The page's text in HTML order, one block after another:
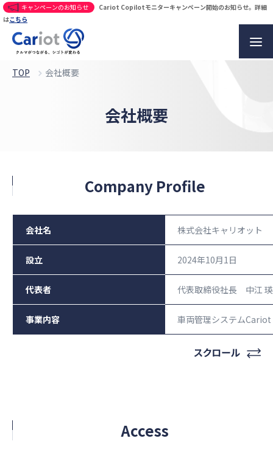
キャンペーンのお知らせ
Cariot Copilotモニターキャンペーン開始のお知らせ。詳細
はこちら
TOP 会社概要​
会社概要​
Company Profile
会社名 株式会社キャリオット
設立 2024年10月1日
代表者 代表取締役社長 中江
事業内容 車両管理システム
Access​